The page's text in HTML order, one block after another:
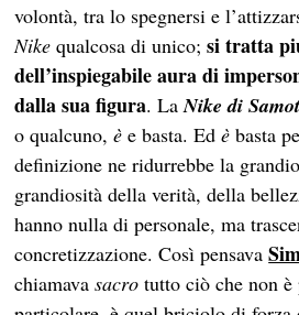
volontà, tra lo spegnersi e
Nike qualcosa di unico;si tratta
dell’inspiegabile aura di
dalla sua figura. LaNike di
o qualcuno,è e basta. Edèbasta
definizione ne ridurrebbe la
grandiosità della verità, della
hanno nulla di personale, ma
concretizzazione. Così pensava
chiamavasacrotutto ciò che non è